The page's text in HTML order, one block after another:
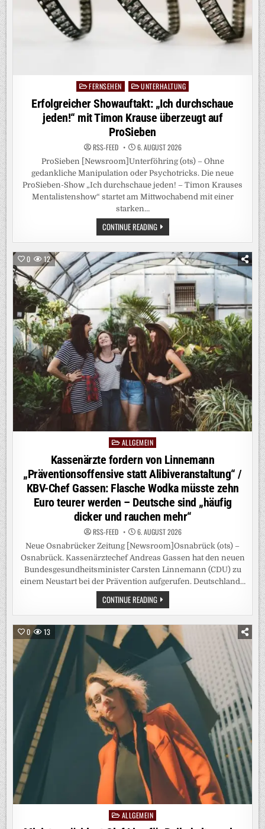
Posted
in
FERNSEHEN UNTERHALTUNG
Erfolgreicher Showauftakt: „Ich durchschaue
jeden!“ mit Timon Krause überzeugt auf
ProSieben
RSS-FEED 6. AUGUST 2026
ProSieben [Newsroom]Unterföhring (ots) – Ohne
gedankliche Manipulation oder Psychotricks. Die neue
ProSieben-Show „Ich durchschaue jeden! – Timon Krauses
Mentalistenshow“ startet am Mittwochabend mit einer
starken…
CONTINUE READINGERFOLGREICHER
SHOWAUFTAKT:
„ICH
DURCHSCHAUE
JEDEN!“
MIT
TIMON
KRAUSE
ÜBERZEUGT
AUF
PROSIEBEN
0 12
Posted
in
ALLGEMEIN
Kassenärzte fordern von Linnemann
„Präventionsoffensive statt Alibiveranstaltung“ /
KBV-Chef Gassen: Flasche Wodka müsste zehn
Euro teurer werden – Deutsche sind „häufig
dicker und rauchen mehr“
RSS-FEED 6. AUGUST 2026
Neue Osnabrücker Zeitung [Newsroom]Osnabrück (ots) –
Osnabrück. Kassenärztechef Andreas Gassen hat den neuen
Bundesgesundheitsminister Carsten Linnemann (CDU) zu
einem Neustart bei der Prävention aufgerufen. Deutschland…
CONTINUE READINGKASSENÄRZTE
FORDERN
VON
LINNEMANN
„PRÄVENTIONSOFFENSIVE
STATT
ALIBIVERANSTALTUNG“
/
ZEHN
EURO
TEURER
WERDEN
–
DEUTSCHE
SIND
„HÄUFIG
DICKER
UND
RAUCHEN
MEHR“
0 13
Posted
in
ALLGEMEIN